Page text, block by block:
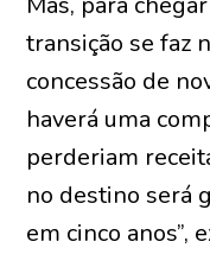
transição se faz
concessão de
haverá uma
perderiam
no destino será
em cinco anos”,